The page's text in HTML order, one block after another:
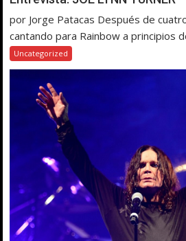
por Jorge Patacas Después de
cantando para Rainbow a principios
Uncategorized